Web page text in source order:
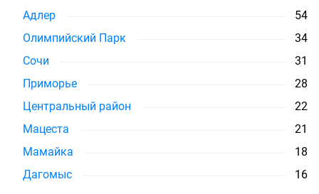
Адлер
54
Олимпийский Парк
34
Сочи
31
Приморье
28
Центральный район
22
Мацеста
21
Мамайка
18
Дагомыс
16